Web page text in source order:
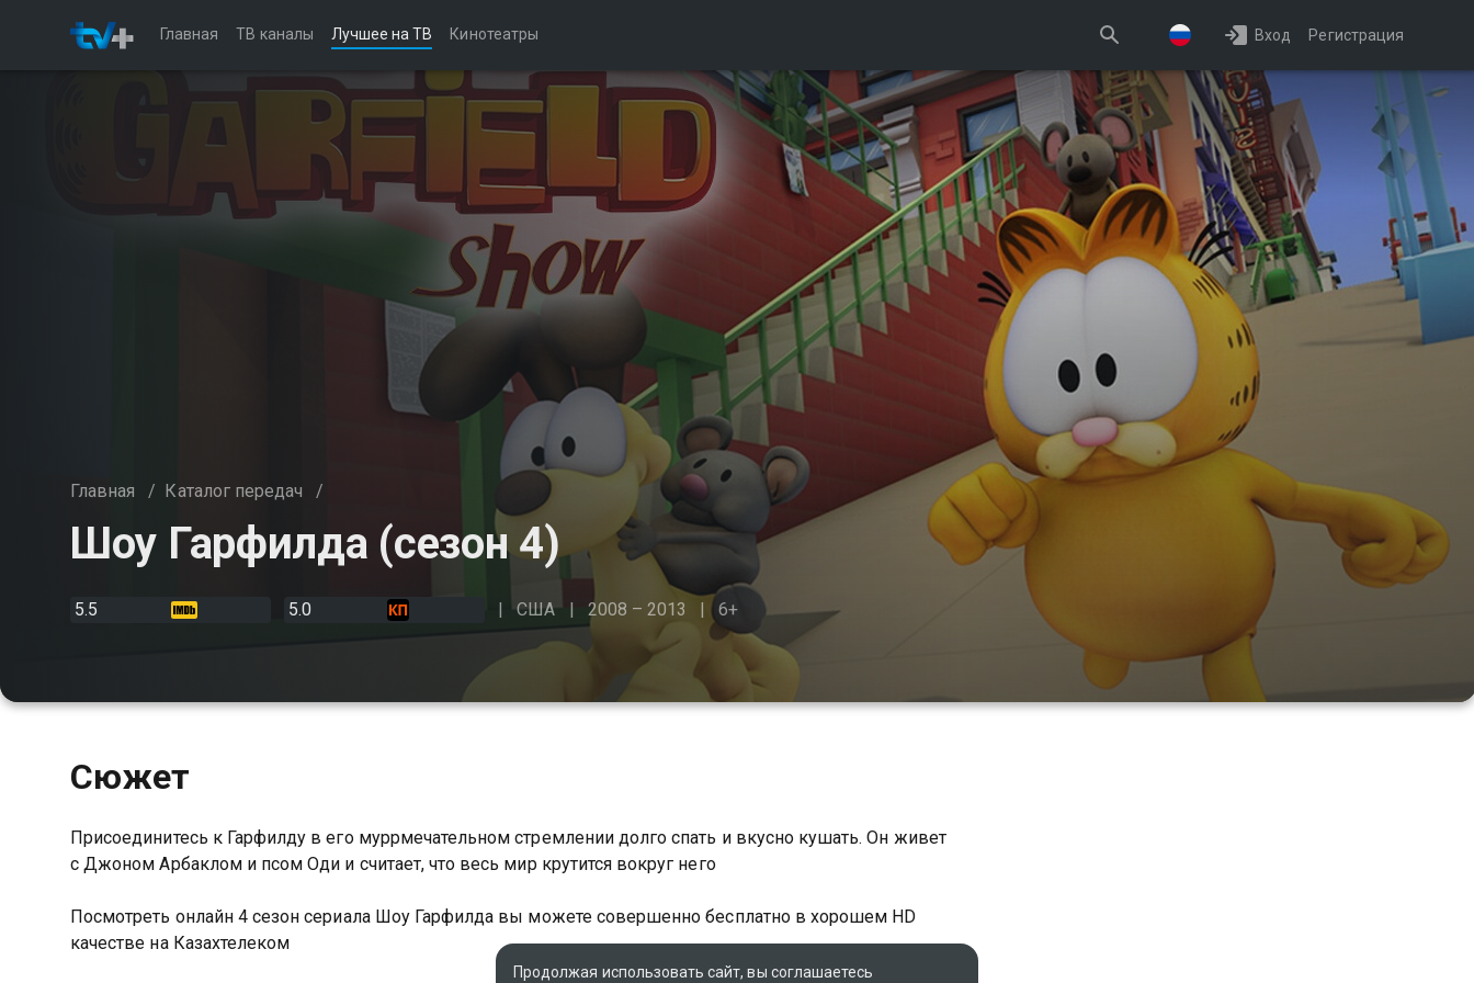
Главная ТВ каналы Лучшее на ТВ Кинотеатры Вход Регистрация
Главная / Каталог передач /
Шоу Гарфилда (сезон 4)
5.5 5.0 США 2008 – 2013 6+
Сюжет
Присоединитесь к Гарфилду в его муррмечательном стремлении долго спать и вкусно кушать. Он живет
с Джоном Арбаклом и псом Оди и считает, что весь мир крутится вокруг него
Посмотреть онлайн 4 сезон сериала Шоу Гарфилда вы можете совершенно бесплатно в хорошем HD
качестве на Казахтелеком
Продолжая использовать сайт, вы соглашаетесь